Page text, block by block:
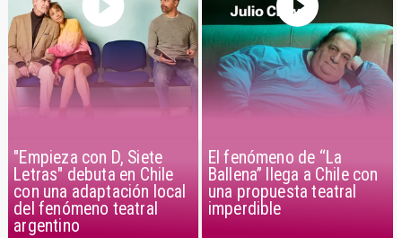
"Empieza con D, Siete
Letras" debuta en Chile
con una adaptación local
del fenómeno teatral
argentino
El fenómeno de “La
Ballena” llega a Chile con
una propuesta teatral
imperdible